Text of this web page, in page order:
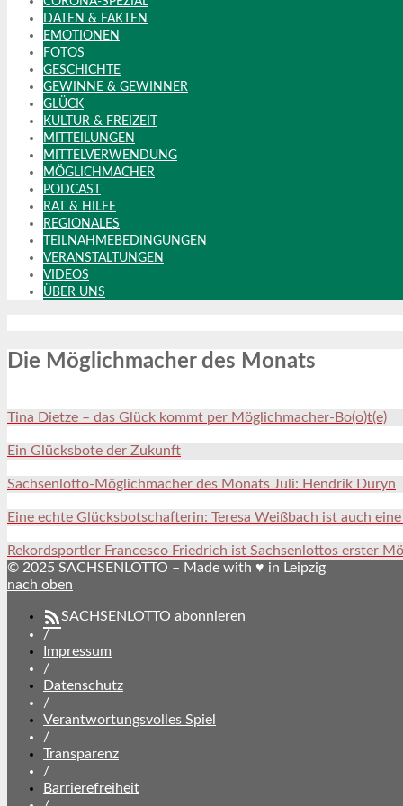
DATEN & FAKTEN
EMOTIONEN
FOTOS
GESCHICHTE
GEWINNE & GEWINNER
GLÜCK
KULTUR & FREIZEIT
MITTEILUNGEN
MITTELVERWENDUNG
MÖGLICHMACHER
PODCAST
RAT & HILFE
REGIONALES
TEILNAHMEBEDINGUNGEN
VERANSTALTUNGEN
VIDEOS
ÜBER UNS
Die Möglichmacher des Monats
Tina Dietze – das Glück kommt per Möglichmacher-Bo(o)t(e)
Ein Glücksbote der Zukunft
Sachsenlotto-Möglichmacher des Monats Juli: Hendrik Duryn
Eine echte Glücksbotschafterin: Teresa Weißbach ist auch
Rekordsportler Francesco Friedrich ist Sachsenlottos erster
© 2025 SACHSENLOTTO – Made with ♥ in Leipzig
nach oben
SACHSENLOTTO abonnieren
/
Impressum
/
Datenschutz
/
Verantwortungsvolles Spiel
/
Transparenz
/
Barrierefreiheit